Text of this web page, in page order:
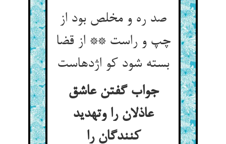
صد ره و مخلص بود از
چپ و راست ** از قضا
بسته شود کو اژدهاست
جواب گفتن عاشق
عاذلان را وتهدید
کنندگان را